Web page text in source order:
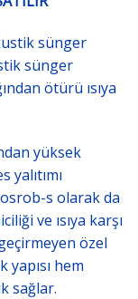
sünger
sünger
ötürü ısıya
yüksek
yalıtımı
s olarak da
ve ısıya karşı
geçirmeyen özel
hem
sağlar.